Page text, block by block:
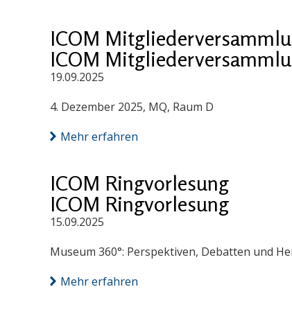
ICOM
ICOM
19.09.2025
4. Dezember 2025, MQ, Raum D
Mehr erfahren
ICOM Ringvorlesung
ICOM Ringvorlesung
15.09.2025
Museum 360°: Perspektiven, Debatten und
Mehr erfahren